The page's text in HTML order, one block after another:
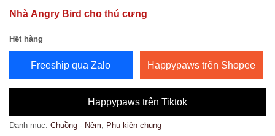
Nhà Angry Bird cho thú cưng
Hết hàng
Freeship qua Zalo Happypaws trên Shopee
Happypaws trên Tiktok
Danh mục: Chuồng - Nệm, Phụ kiện chung